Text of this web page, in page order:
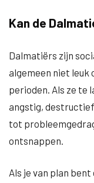
Kan de
Dalmatiërs zijn
algemeen niet leuk
perioden. Als ze te
angstig,
tot
ontsnappen.
Als je van plan